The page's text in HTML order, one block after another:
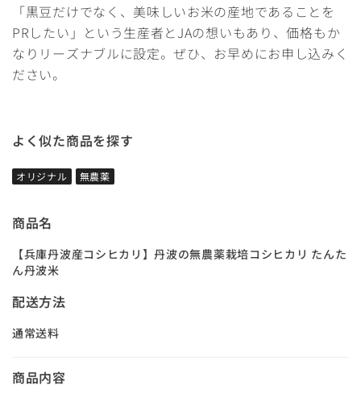
「黒豆だけでなく、美味しいお米の産地であることを
PRしたい」という生産者とJAの想いもあり、価格もか
なりリーズナブルに設定。ぜひ、お早めにお申し込みく
ださい。
よく似た商品を探す
オリジナル 無農薬
商品名
【兵庫丹波産コシヒカリ】丹波の無農薬栽培コシヒカリ たんた
ん丹波米
配送方法
通常送料
商品内容